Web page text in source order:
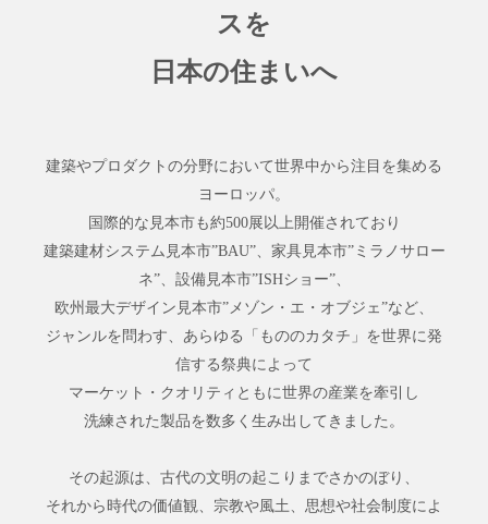
スを
日本の住まいへ
建築やプロダクトの分野において世界中から注目を集める
ヨーロッパ。
国際的な見本市も約500展以上開催されており
建築建材システム見本市”BAU”、家具見本市”ミラノサロー
ネ”、設備見本市”ISHショー”、
欧州最大デザイン見本市”メゾン・エ・オブジェ”など、
ジャンルを問わす、あらゆる「もののカタチ」を世界に発
信する祭典によって
マーケット・クオリティともに世界の産業を牽引し
洗練された製品を数多く生み出してきました。
その起源は、古代の文明の起こりまでさかのぼり、
それから時代の価値観、宗教や風土、思想や社会制度によ